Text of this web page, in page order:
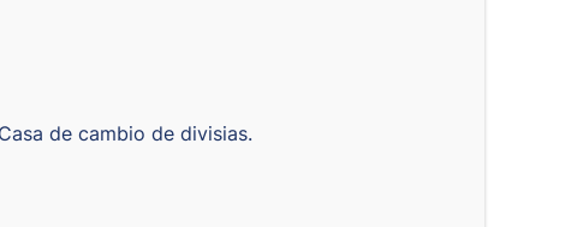
de cambio de divisias.